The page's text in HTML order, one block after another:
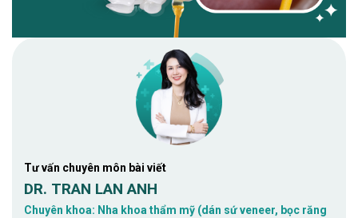
Tư vấn chuyên môn bài viết
DR. TRAN LAN ANH
Chuyên khoa: Nha khoa thẩm mỹ (dán sứ veneer, bọc răng